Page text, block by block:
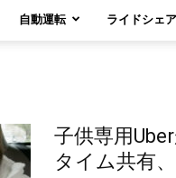
自動運転 ライドシェア
子供専用
タイム共有